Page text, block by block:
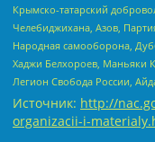
Крымско-татарский
Челебиджихана, Азов,
Народная самооборона,
Хаджи Белхороев, Маньяки
Легион Свобода России,
Источник: http://
organizacii-i-